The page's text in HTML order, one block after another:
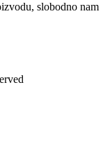
slobodno nam